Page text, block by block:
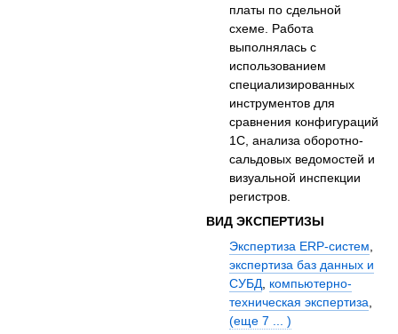
платы по сдельной
схеме. Работа
выполнялась с
использованием
специализированных
инструментов для
сравнения конфигураций
1С, анализа оборотно-
сальдовых ведомостей и
визуальной инспекции
регистров.
ВИД ЭКСПЕРТИЗЫ
Экспертиза ERP-систем,
экспертиза баз данных и
СУБД, компьютерно-
техническая экспертиза,
(еще 7 ... )